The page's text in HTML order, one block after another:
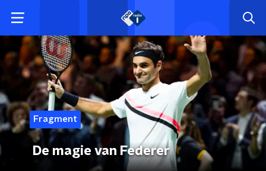
Fragment
De magie van Federer